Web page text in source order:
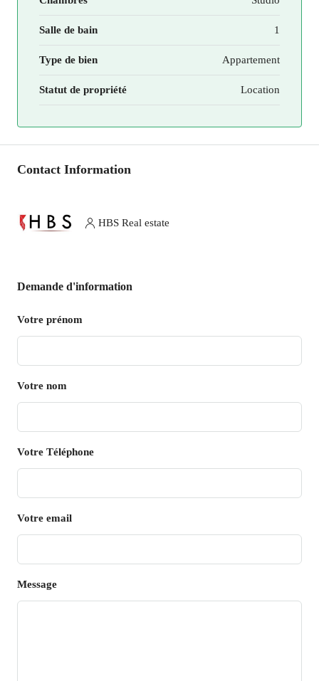
Salle de bain 1
Type de bien Appartement
Statut de propriété Location
Contact Information
HBS Real estate
Demande d'information
Votre prénom
Votre nom
Votre Téléphone
Votre email
Message